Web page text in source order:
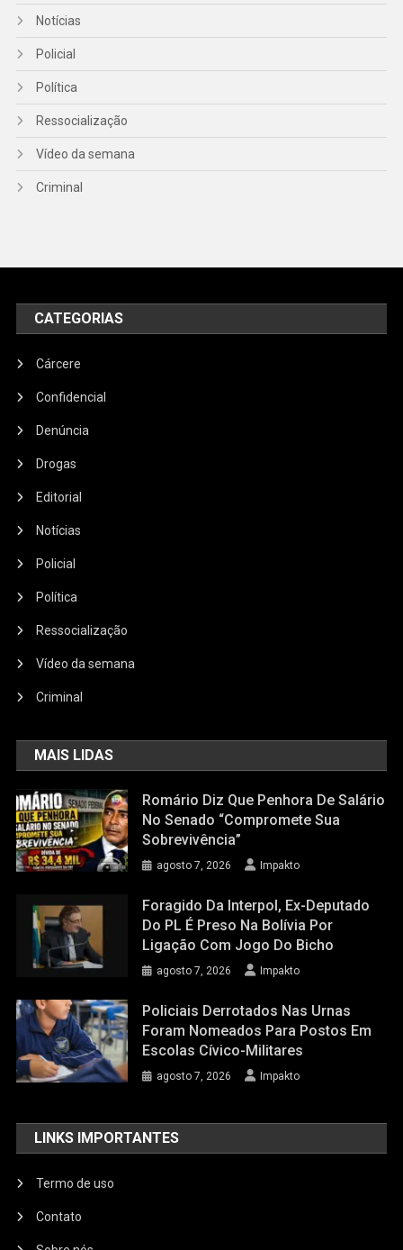
Notícias
Policial
Política
Ressocialização
Vídeo da semana
Criminal
CATEGORIAS
Cárcere
Confidencial
Denúncia
Drogas
Editorial
Notícias
Policial
Política
Ressocialização
Vídeo da semana
Criminal
MAIS LIDAS
Romário Diz Que Penhora De Salário
No Senado “compromete Sua
Sobrevivência”
agosto 7, 2026 Impakto
Foragido Da Interpol, Ex-Deputado
Do PL É Preso Na Bolívia Por
Ligação Com Jogo Do Bicho
agosto 7, 2026 Impakto
Policiais Derrotados Nas Urnas
Foram Nomeados Para Postos Em
Escolas Cívico-Militares
agosto 7, 2026 Impakto
LINKS IMPORTANTES
Termo de uso
Contato